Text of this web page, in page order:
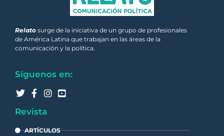
Relato surge de la iniciativa de un grupo de profesionales
de América Latina que trabajan en las áreas de la
comunicación y la política.
Síguenos en:
Revista
ARTÍCULOS